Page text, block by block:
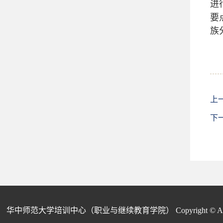
进
要
族
上
下
华中师范大学培训中心（职业与继续教育学院） Copyright ©